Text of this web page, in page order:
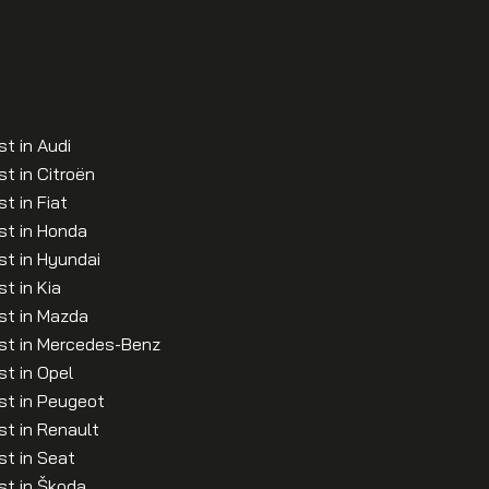
in Audi
in Citroën
in Fiat
in Honda
in Hyundai
in Kia
in Mazda
in Mercedes-Benz
in Opel
in Peugeot
in Renault
in Seat